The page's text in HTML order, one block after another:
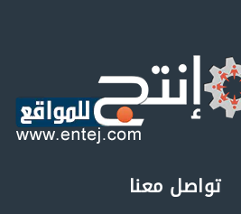
تواصل معنا